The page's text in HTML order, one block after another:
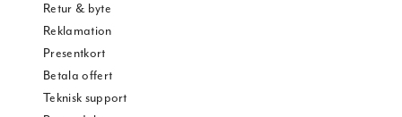
Retur & byte
Reklamation
Presentkort
Betala offert
Teknisk support